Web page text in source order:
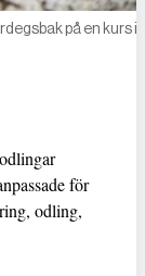
på en kurs i
för
odling,